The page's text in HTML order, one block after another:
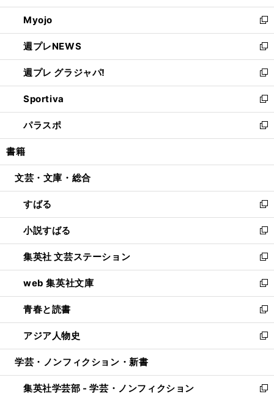
開
く
ウ
で
開
く
ン
ド
ウ
で
開
く
ウ
ィ
ン
ド
ウ
で
開
く
Myojo
新
し
い
ウ
ィ
ン
ド
ウ
で
開
週プレNEWS
新
し
い
ウ
ィ
ン
ド
ウ
開
週プレ グラジャパ!
新
し
い
ウ
ィ
ン
ウ
開
く
Sportiva
新
し
い
ウ
ン
ウ
で
開
く
パラスポ
新
し
ウ
ン
ド
ウ
で
開
く
書籍
文芸・文庫・総合
すばる
新
し
い
ウ
ィ
ン
ド
ウ
で
開
く
小説すばる
新
し
い
ウ
ィ
ン
ド
ウ
で
開
集英社 文芸ステーション
新
し
い
ウ
ィ
ン
ド
ウ
開
く
web 集英社文庫
新
し
い
ウ
ィ
ン
ウ
で
青春と読書
新
し
い
ウ
ン
ド
アジア人物史
新
し
ウ
ィ
学芸・ノンフィクション・新書
集英社学芸部 - 学芸・ノンフィクション
新